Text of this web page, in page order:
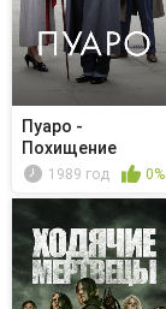
Пуаро -
Похищение
премьер-
1989 год 0%